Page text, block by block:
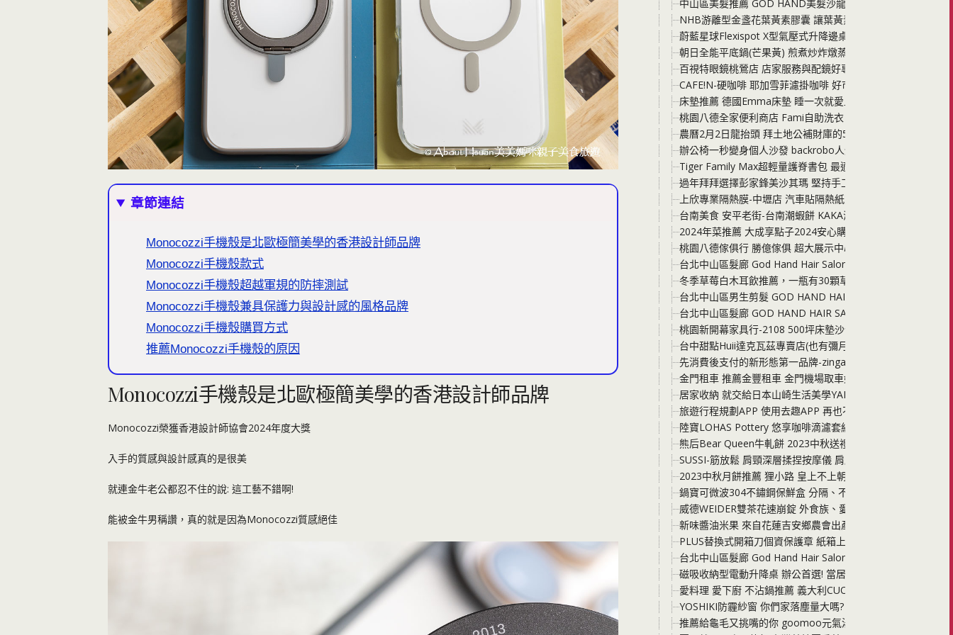
章節連結
Monocozzi手機殼是北歐極簡美學的香港設計師品牌
Monocozzi手機殼款式
Monocozzi手機殼超越軍規的防摔測試
Monocozzi手機殼兼具保護力與設計感的風格品牌
Monocozzi手機殼購買方式
推薦Monocozzi手機殼的原因
Monocozzi手機殼是北歐極簡美學的香港設計師品牌
Monocozzi榮獲香港設計師協會2024年度大獎
入手的質感與設計感真的是很美
就連金牛老公都忍不住的說: 這工藝不錯啊!
能被金牛男稱讚，真的就是因為Monocozzi質感絕佳
中山區美髮推薦 GOD HAND美髮沙龍 2024夏天女生髮型流
NHB游離型金盞花葉黃素膠囊 讓葉黃素給你最堅強的支持 工
蔚藍星球Flexispot X型氣壓式升降邊桌 小空間必備的邊桌推
朝日全能平底鍋(芒果黃) 煎煮炒炸燉蒸 無油少水料理 烘烤麵
百視特眼鏡桃鶯店 店家服務與配鏡好專業 眼鏡與隱形眼鏡的
CAFE!N-硬咖啡 耶加雪菲濾掛咖啡 好市多新上架販售的高CP
床墊推薦 德國Emma床墊 睡一次就愛上的Q度 能讓你好好睡
桃園八德全家便利商店 Fami自助洗衣 在便利商店洗衣服喝咖
農曆2月2日龍抬頭 拜土地公補財庫的5個秘技分享 便利商店
辦公椅一秒變身個人沙發 backrobo人體工學貝果椅 智慧完
Tiger Family Max超輕量護脊書包 最適合國小中高年級學生使
過年拜拜選擇彭家鋒美沙其瑪 堅持手工蓬鬆口感的好味道 一
上欣專業隔熱膜-中壢店 汽車貼隔熱紙交給上欣 高CP汽車隔
台南美食 安平老街-台南潮蝦餅 KAKA海洋燒鬼滅之刃桶裝版
2024年菜推薦 大成享點子2024安心購年菜 年年獲獎的年菜6
桃園八德傢俱行 勝億傢俱 超大展示中心 沙發、床組、從客廳
台北中山區髮廊 God Hand Hair Salon 兒童剪染燙髮型推薦店
冬季草莓白木耳飲推薦，一瓶有30顆草莓精華！喝護家人的
台北中山區男生剪髮 GOD HAND HAIR SALON 2023秋冬男
台北中山區髮廊 GOD HAND HAIR SALON 2023秋冬髮色趨
桃園新開幕家具行-2108 500坪床墊沙發家具展示中心 選擇好
台中甜點Huii達克瓦茲專賣店(也有彌月蛋糕) 一間只做外帶、
先消費後支付的新形態第一品牌-zingala 銀角零卡，先享受後
金門租車 推薦金豐租車 金門機場取車好便利 汽機車都很新
居家收納 就交給日本山崎生活美學YAMAZAKI 日本百年居家
旅遊行程規劃APP 使用去趣APP 再也不需要用word複製貼上
陸寶LOHAS Pottery 悠享咖啡滴濾套組 一天中的美好時刻
熊后Bear Queen牛軋餅 2023中秋送禮 平日下午茶 給自己或
SUSSI-筋放鬆 肩頸深層揉捏按摩儀 肩腰背腿都好用 讓你真的
2023中秋月餅推薦 狸小路 皇上不上朝-流心月餅與綜合月餅
鍋寶可微波304不鏽鋼保鮮盒 分隔、不分隔都有，可以放微波
威德WEIDER雙茶花速崩錠 外食族、愛吃美食，不用忍! 分享
新味醬油米果 來自花蓮吉安鄉農會出產的天皇御用米「吉野1
PLUS替換式開箱刀個資保護章 紙箱上、廢棄文件甚至是小孩
台北中山區髮廊 God Hand Hair Salon 女生染髮 男生剪髮 不
磁吸收納型電動升降桌 辦公首選! 當居家辦公桌、兒童學習桌
愛料理 愛下廚 不沾鍋推薦 義大利CUOCO S3大寶鍋 鈦 高碳
YOSHIKI防霾紗窗 你們家落塵量大嗎? 建議更換成防霾紗網真
推薦給龜毛又挑嘴的你 goomoo元氣湯種貝果 早餐、下午茶